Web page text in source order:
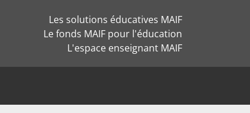
Les solutions éducatives MAIF
Le fonds MAIF pour l'éducation
L'espace enseignant MAIF